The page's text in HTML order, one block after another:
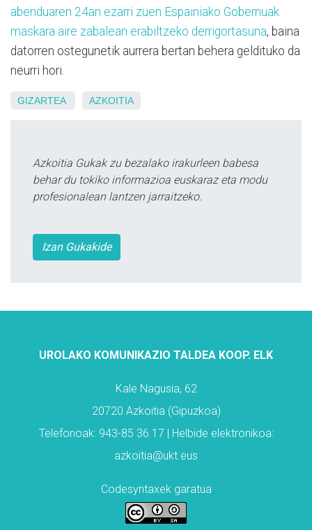
abenduaren 24an ezarri zuen Espainiako Gobernuak
maskara aire zabalean erabiltzeko derrigortasuna, baina
datorren ostegunetik aurrera bertan behera geldituko da
neurri hori.
GIZARTEA AZKOITIA
Azkoitia Gukak zu bezalako irakurleen babesa
behar du tokiko informazioa euskaraz eta modu
profesionalean lantzen jarraitzeko.
Izan Gukakide
UROLAKO KOMUNIKAZIO TALDEA KOOP. ELK
Kale Nagusia, 62
20720 Azkoitia (Gipuzkoa)
Telefonoak: 943-85 36 17 | Helbide elektronikoa:
azkoitia@ukt.eus
Codesyntaxek garatua